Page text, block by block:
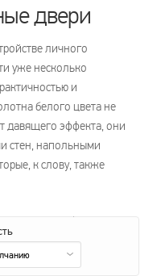
двери
личного
уже несколько
и
белого цвета не
давящего эффекта, они
стен, напольными
к слову, также